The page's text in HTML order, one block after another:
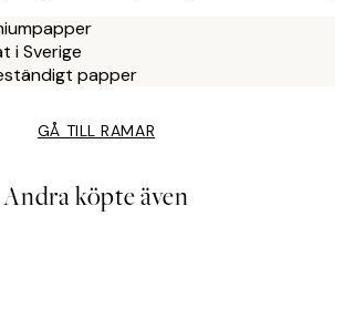
i Sverige
papper
GÅ TILL RAMAR
Andra köpte även